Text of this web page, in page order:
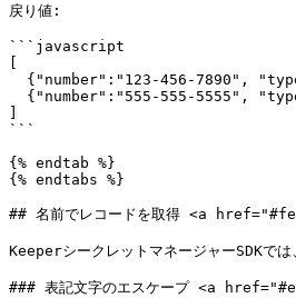
戻り値:
```javascript
```
{% endtab %}
{% endtabs %}
## 名前でレコードを取得 <a
KeeperシークレットマネージャーSDKで
### 表記文字のエスケープ <a